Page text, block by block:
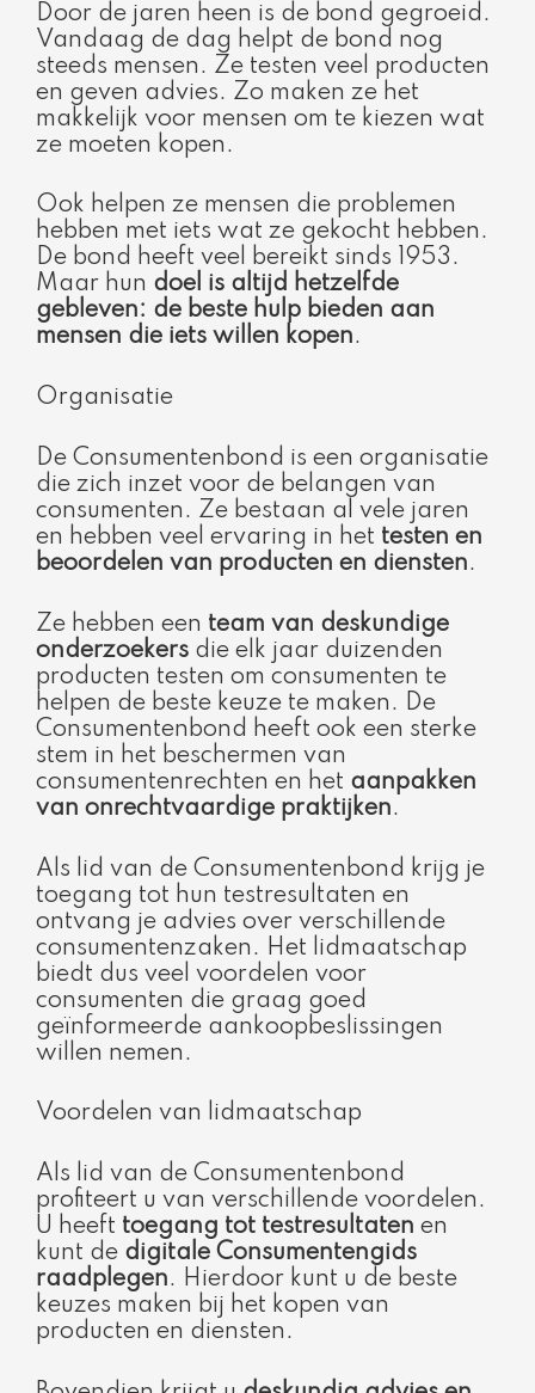
Door de jaren heen is de bond gegroeid.
Vandaag de dag helpt de bond nog
steeds mensen. Ze testen veel producten
en geven advies. Zo maken ze het
makkelijk voor mensen om te kiezen wat
ze moeten kopen.
Ook helpen ze mensen die problemen
hebben met iets wat ze gekocht hebben.
De bond heeft veel bereikt sinds 1953.
Maar hun doel is altijd hetzelfde
gebleven: de beste hulp bieden aan
mensen die iets willen kopen.
Organisatie
De Consumentenbond is een organisatie
die zich inzet voor de belangen van
consumenten. Ze bestaan al vele jaren
en hebben veel ervaring in het testen en
beoordelen van producten en diensten.
Ze hebben een team van deskundige
onderzoekers die elk jaar duizenden
producten testen om consumenten te
helpen de beste keuze te maken. De
Consumentenbond heeft ook een sterke
stem in het beschermen van
consumentenrechten en het aanpakken
van onrechtvaardige praktijken.
Als lid van de Consumentenbond krijg je
toegang tot hun testresultaten en
ontvang je advies over verschillende
consumentenzaken. Het lidmaatschap
biedt dus veel voordelen voor
consumenten die graag goed
geïnformeerde aankoopbeslissingen
willen nemen.
Voordelen van lidmaatschap
Als lid van de Consumentenbond
profiteert u van verschillende voordelen.
U heeft toegang tot testresultaten en
kunt de digitale Consumentengids
raadplegen. Hierdoor kunt u de beste
keuzes maken bij het kopen van
producten en diensten.